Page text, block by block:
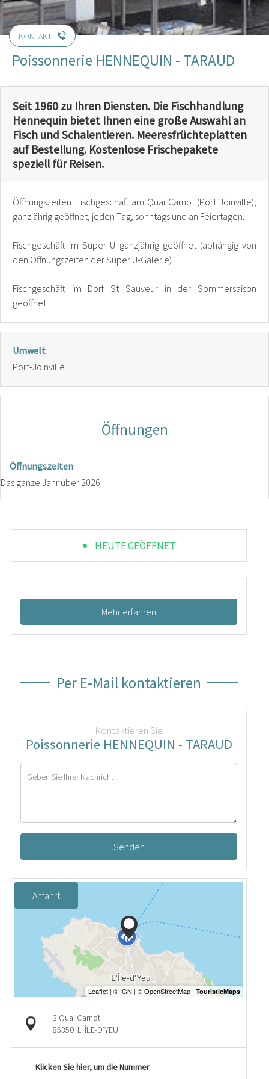
KONTAKT
Poissonnerie HENNEQUIN - TARAUD
Seit 1960 zu Ihren Diensten. Die Fischhandlung
Hennequin bietet Ihnen eine große Auswahl an
Fisch und Schalentieren. Meeresfrüchteplatten
auf Bestellung. Kostenlose Frischepakete
speziell für Reisen.
Öffnungszeiten: Fischgeschäft am Quai Carnot (Port Joinville),
ganzjährig geöffnet, jeden Tag, sonntags und an Feiertagen.
Fischgeschäft im Super U ganzjährig geöffnet (abhängig von
den Öffnungszeiten der Super U-Galerie).
Fischgeschäft im Dorf St Sauveur in der Sommersaison
geöffnet.
Umwelt
Port-Joinville
Öffnungen
Öffnungszeiten
Das ganze Jahr über 2026
HEUTE GEÖFFNET
Mehr erfahren
Per E-Mail kontaktieren
Kontaktieren Sie
Poissonnerie HENNEQUIN - TARAUD
Senden
Anfahrt
3 Quai Carnot
85350 L' ÎLE-D'YEU
Klicken Sie hier, um die Nummer